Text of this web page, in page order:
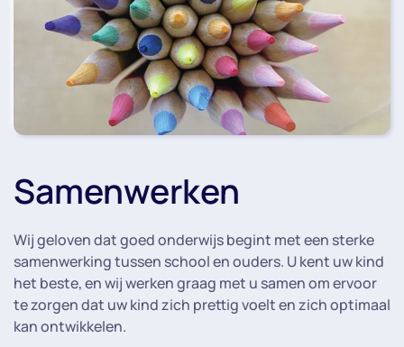
Samenwerken
Wij geloven dat goed onderwijs begint met een sterke
samenwerking tussen school en ouders. U kent uw kind
het beste, en wij werken graag met u samen om ervoor
te zorgen dat uw kind zich prettig voelt en zich optimaal
kan ontwikkelen.